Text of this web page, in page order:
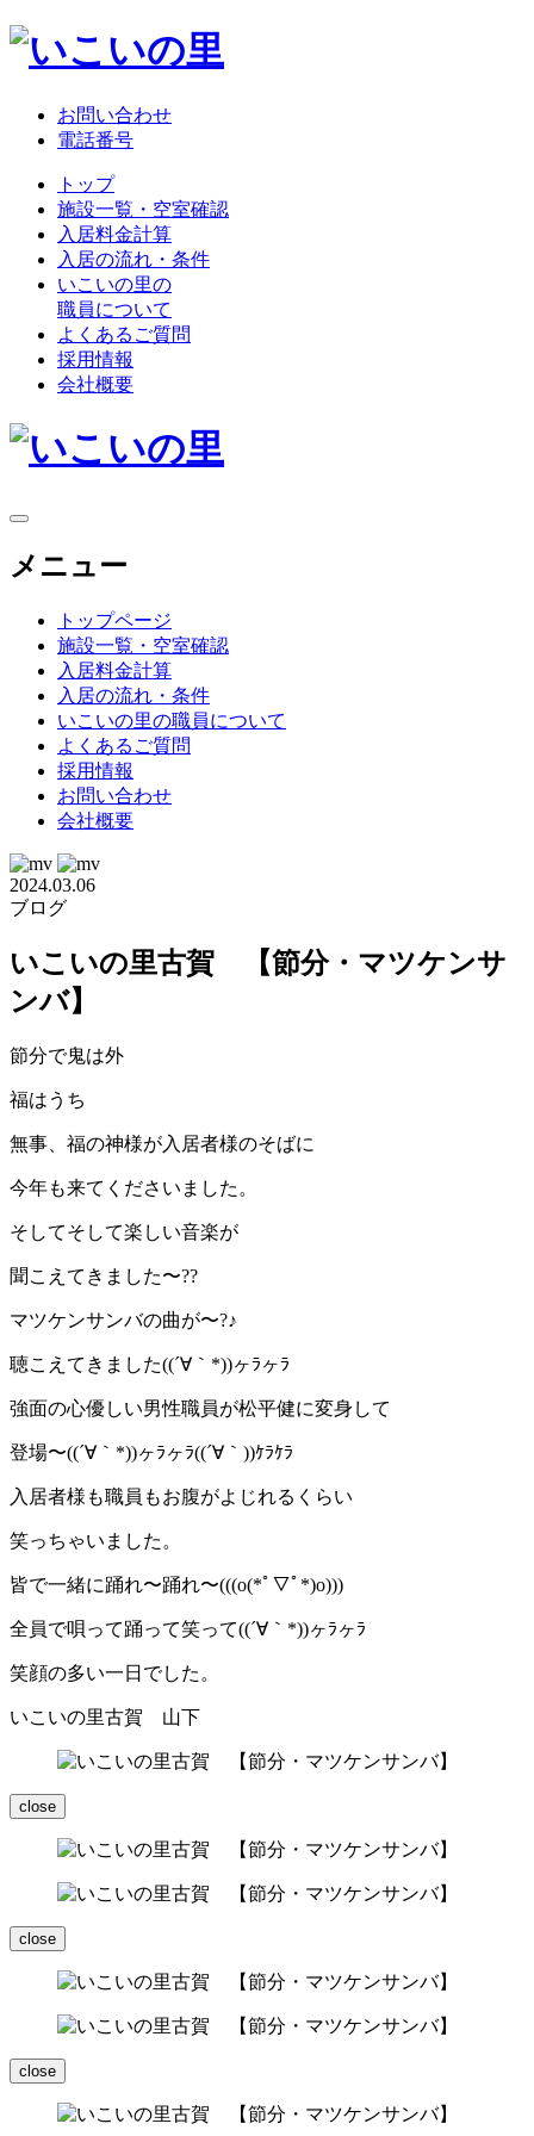
お問い合わせ
電話番号
トップ
施設一覧・空室確認
入居料金計算
入居の流れ・条件
いこいの里の
職員について
よくあるご質問
採用情報
会社概要
メニュー
トップページ
施設一覧・空室確認
入居料金計算
入居の流れ・条件
いこいの里の職員について
よくあるご質問
採用情報
お問い合わせ
会社概要
2024.03.06
ブログ
いこいの里古賀 【節分・マツケンサ
ンバ】
節分で鬼は外
福はうち
無事、福の神様が入居者様のそばに
今年も来てくださいました。
そしてそして楽しい音楽が
聞こえてきました〜??
マツケンサンバの曲が〜?♪
聴こえてきました((´∀｀*))ヶﾗヶﾗ
強面の心優しい男性職員が松平健に変身して
登場〜((´∀｀*))ヶﾗヶﾗ((´∀｀))ｹﾗｹﾗ
入居者様も職員もお腹がよじれるくらい
笑っちゃいました。
皆で一緒に踊れ〜踊れ〜(((o(*ﾟ▽ﾟ*)o)))
全員で唄って踊って笑って((´∀｀*))ヶﾗヶﾗ
笑顔の多い一日でした。
いこいの里古賀 山下
close
close
close